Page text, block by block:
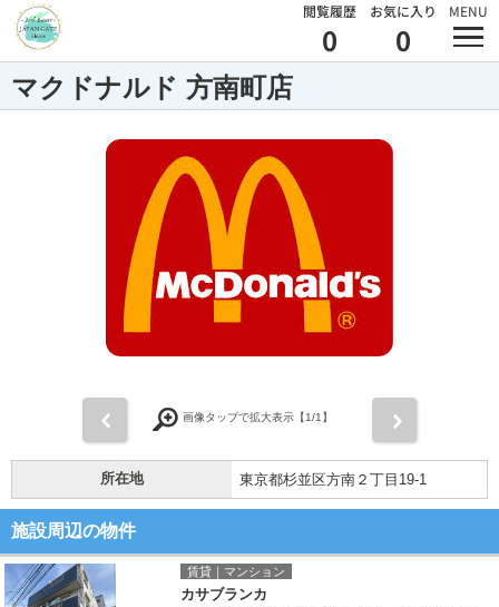
閲覧履歴
0
お気に入り
0
MENU
マクドナルド 方南町店
画像タップで拡大表示【1/1】
所在地 東京都杉並区方南２丁目19-1
施設周辺の物件
賃貸｜マンション
カサブランカ